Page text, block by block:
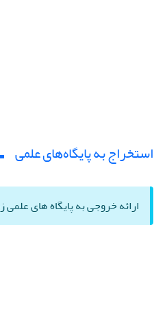
استخراج به پایگاه‌های علمی
ارائه خروجی به پایگاه های